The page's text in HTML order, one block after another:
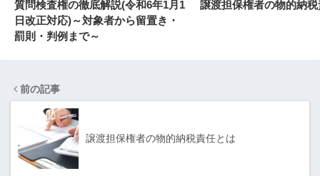
質問検査権の徹底解説(令和6年1月1
日改正対応)～対象者から留置き・
罰則・判例まで～
譲渡担保権者の物的納
前の記事
譲渡担保権者の物的納税責任とは